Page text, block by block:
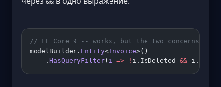
&&
// EF Core 9 -- works, but the two concerns are
modelBuilder. Entity<Invoice>()
    .
HasQueryFilter( i => ! i.IsDeleted &&